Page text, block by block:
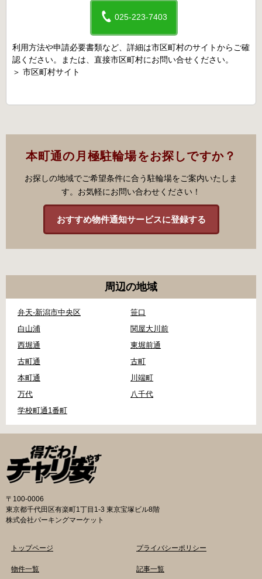
025-223-7403
利用方法や申請必要書類など、詳細は市区町村のサイトからご確
認ください。または、直接市区町村にお問い合せください。
＞ 市区町村サイト
本町通の月極駐輪場をお探しですか？
お探しの地域でご希望条件に合う駐輪場をご案内いたしま
す。お気軽にお問い合わせください！
おすすめ物件通知サービスに登録する
周辺の地域
弁天-新潟市中央区
笹口
白山浦
関屋大川前
西堀通
東堀前通
古町通
古町
本町通
川端町
万代
八千代
学校町通1番町
〒100-0006
東京都千代田区有楽町1丁目1-3 東京宝塚ビル8階
株式会社パーキングマーケット
トップページ
物件一覧
プライバシーポリシー
記事一覧